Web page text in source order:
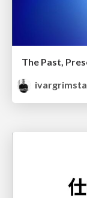
The Past,